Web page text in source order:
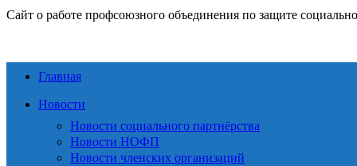
Сайт о работе профсоюзного объединения по защите
Главная
Новости
Новости социального партнёрства
Новости НОФП
Новости членских организаций